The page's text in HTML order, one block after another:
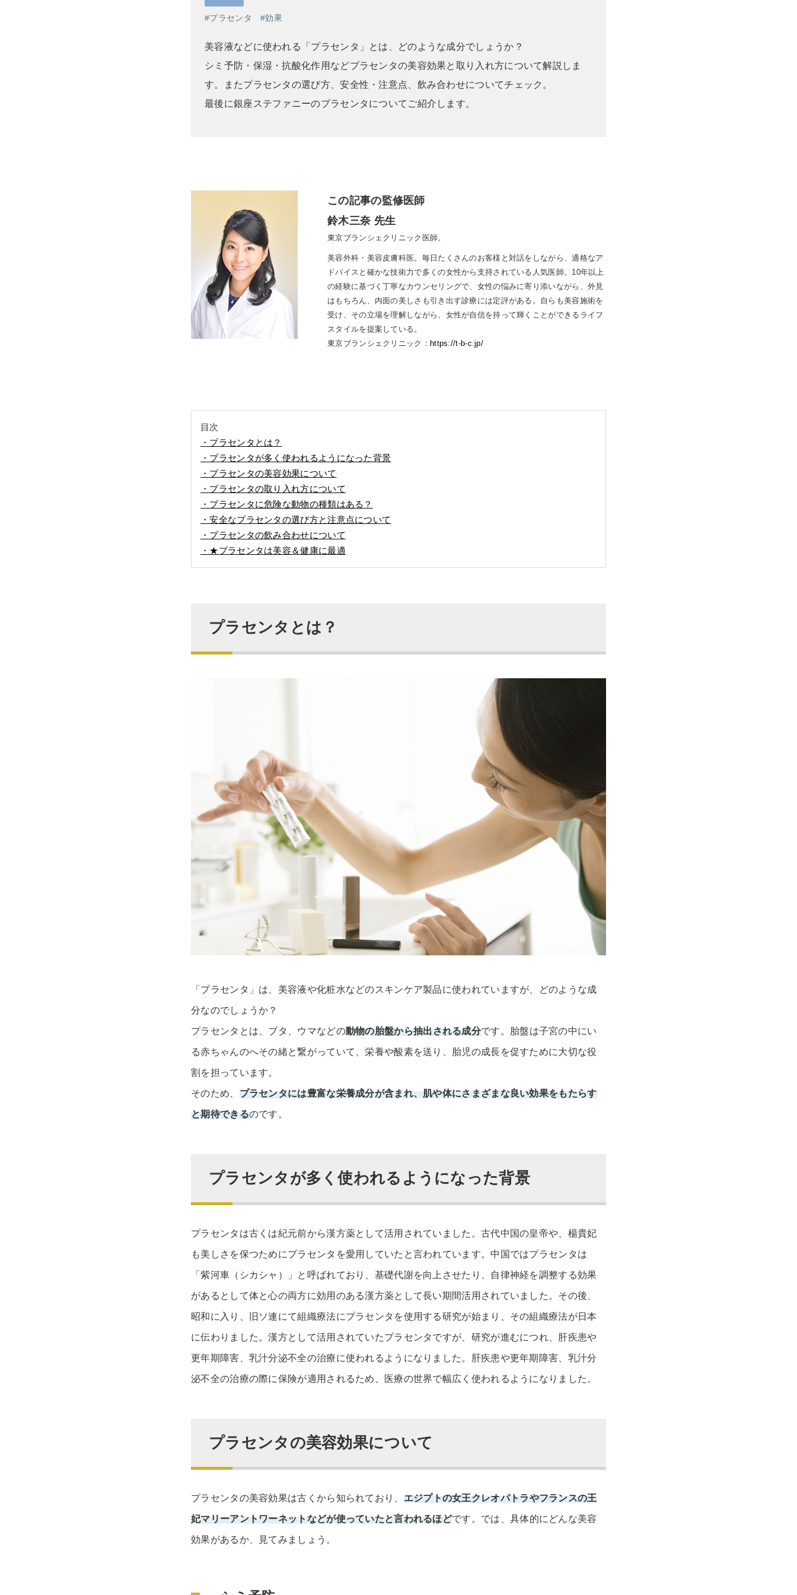
プラセンタ 効果
美容液などに使われる「プラセンタ」とは、どのような成分でしょうか？
シミ予防・保湿・抗酸化作用などプラセンタの美容効果と取り入れ方について解説しま
す。またプラセンタの選び方、安全性・注意点、飲み合わせについてチェック。
最後に銀座ステファニーのプラセンタについてご紹介します。
この記事の監修医師
鈴木三奈 先生
東京ブランシェクリニック医師。
美容外科・美容皮膚科医。毎日たくさんのお客様と対話をしながら、適格なア
ドバイスと確かな技術力で多くの女性から支持されている人気医師。10年以上
の経験に基づく丁寧なカウンセリングで、女性の悩みに寄り添いながら、外見
はもちろん、内面の美しさも引き出す診療には定評がある。自らも美容施術を
受け、その立場を理解しながら、女性が自信を持って輝くことができるライフ
スタイルを提案している。
東京ブランシェクリニック： https://t-b-c.jp/
目次
・プラセンタとは？
・プラセンタが多く使われるようになった背景
・プラセンタの美容効果について
・プラセンタの取り入れ方について
・プラセンタに危険な動物の種類はある？
・安全なプラセンタの選び方と注意点について
・プラセンタの飲み合わせについて
・★プラセンタは美容＆健康に最適
プラセンタとは？
「プラセンタ」は、美容液や化粧水などのスキンケア製品に使われていますが、どのような成
分なのでしょうか？
プラセンタとは、ブタ、ウマなどの動物の胎盤から抽出される成分です。胎盤は子宮の中にい
る赤ちゃんのへその緒と繋がっていて、栄養や酸素を送り、胎児の成長を促すために大切な役
割を担っています。
そのため、 プラセンタには豊富な栄養成分が含まれ、肌や体にさまざまな良い効果をもたらす
と期待できるのです。
プラセンタが多く使われるようになった背景
プラセンタは古くは紀元前から漢方薬として活用されていました。古代中国の皇帝や、楊貴妃
も美しさを保つためにプラセンタを愛用していたと言われています。中国ではプラセンタは
「紫河車（シカシャ）」と呼ばれており、基礎代謝を向上させたり、自律神経を調整する効果
があるとして体と心の両方に効用のある漢方薬として長い期間活用されていました。その後、
昭和に入り、旧ソ連にて組織療法にプラセンタを使用する研究が始まり、その組織療法が日本
に伝わりました。漢方として活用されていたプラセンタですが、研究が進むにつれ、肝疾患や
更年期障害、乳汁分泌不全の治療に使われるようになりました。肝疾患や更年期障害、乳汁分
泌不全の治療の際に保険が適用されるため、医療の世界で幅広く使われるようになりました。
プラセンタの美容効果について
プラセンタの美容効果は古くから知られており、 エジプトの女王クレオパトラやフランスの王
妃マリーアントワーネットなどが使っていたと言われるほどです。では、具体的にどんな美容
効果があるか、見てみましょう。